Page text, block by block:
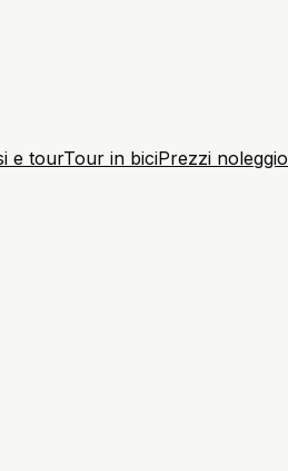
e tourTour in biciPrezzi noleggio